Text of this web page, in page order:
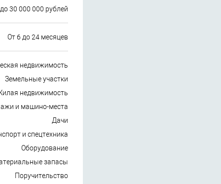
30 000 000 рублей
От 6 до 24 месяцев
недвижимость
Земельные участки
недвижимость
и машино-места
Дачи
и спецтехника
Оборудование
запасы
Поручительство